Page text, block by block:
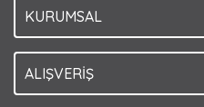
KURUMSAL
ALIŞVERİŞ